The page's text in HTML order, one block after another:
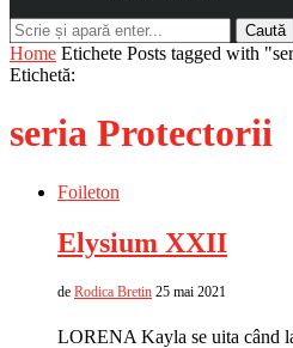
Caută
Home Etichete Posts tagged with
Etichetă:
seria Protectorii
Foileton
Elysium XXII
de Rodica Bretin 25 mai 2021
LORENA Kayla se uita când